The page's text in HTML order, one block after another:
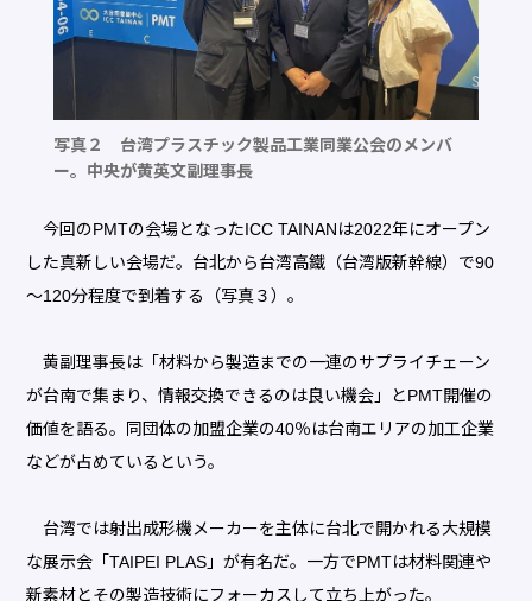
写真２ 台湾プラスチック製品工業同業公会のメンバ
ー。中央が黄英文副理事長
今回のPMTの会場となったICC TAINANは2022年にオープン
した真新しい会場だ。台北から台湾高鐵（台湾版新幹線）で90
～120分程度で到着する（写真３）。
黄副理事長は「材料から製造までの一連のサプライチェーン
が台南で集まり、情報交換できるのは良い機会」とPMT開催の
価値を語る。同団体の加盟企業の40％は台南エリアの加工企業
などが占めているという。
台湾では射出成形機メーカーを主体に台北で開かれる大規模
な展示会「TAIPEI PLAS」が有名だ。一方でPMTは材料関連や
新素材とその製造技術にフォーカスして立ち上がった。